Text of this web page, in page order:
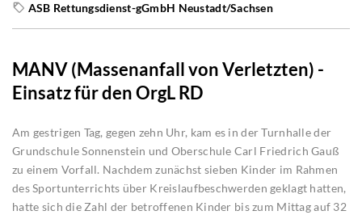
ASB Rettungsdienst-gGmbH Neustadt/Sachsen
MANV (Massenanfall von Verletzten) -
Einsatz für den OrgL RD
Am gestrigen Tag, gegen zehn Uhr, kam es in der Turnhalle der
Grundschule Sonnenstein und Oberschule Carl Friedrich Gauß
zu einem Vorfall. Nachdem zunächst sieben Kinder im Rahmen
des Sportunterrichts über Kreislaufbeschwerden geklagt hatten,
hatte sich die Zahl der betroffenen Kinder bis zum Mittag auf 32